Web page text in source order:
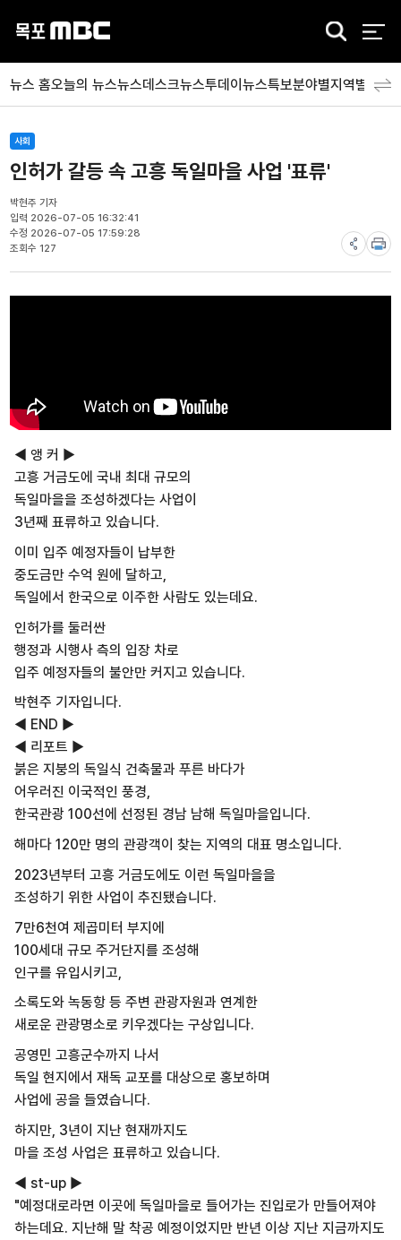
검
뉴스 홈오늘의 뉴스뉴스데스크뉴스투데이뉴스특보분야별지역별 뉴스
사회
인허가 갈등 속 고흥 독일마을 사업 '표류'
박현주 기자
입력 2026-07-05 16:32:41
수정 2026-07-05 17:59:28
조회수 127
◀ 앵 커 ▶
고흥 거금도에 국내 최대 규모의
독일마을을 조성하겠다는 사업이
3년째 표류하고 있습니다.
이미 입주 예정자들이 납부한
중도금만 수억 원에 달하고,
독일에서 한국으로 이주한 사람도 있는데요.
인허가를 둘러싼
행정과 시행사 측의 입장 차로
입주 예정자들의 불안만 커지고 있습니다.
박현주 기자입니다.
◀ END ▶
◀ 리포트 ▶
붉은 지붕의 독일식 건축물과 푸른 바다가
어우러진 이국적인 풍경,
한국관광 100선에 선정된 경남 남해 독일마을입니다.
해마다 120만 명의 관광객이 찾는 지역의 대표 명소입니다.
2023년부터 고흥 거금도에도 이런 독일마을을
조성하기 위한 사업이 추진됐습니다.
7만6천여 제곱미터 부지에
100세대 규모 주거단지를 조성해
인구를 유입시키고,
소록도와 녹동항 등 주변 관광자원과 연계한
새로운 관광명소로 키우겠다는 구상입니다.
공영민 고흥군수까지 나서
독일 현지에서 재독 교포를 대상으로 홍보하며
사업에 공을 들였습니다.
하지만, 3년이 지난 현재까지도
마을 조성 사업은 표류하고 있습니다.
◀ st-up ▶
"예정대로라면 이곳에 독일마을로 들어가는 진입로가 만들어져야
하는데요. 지난해 말 착공 예정이었지만 반년 이상 지난 지금까지도